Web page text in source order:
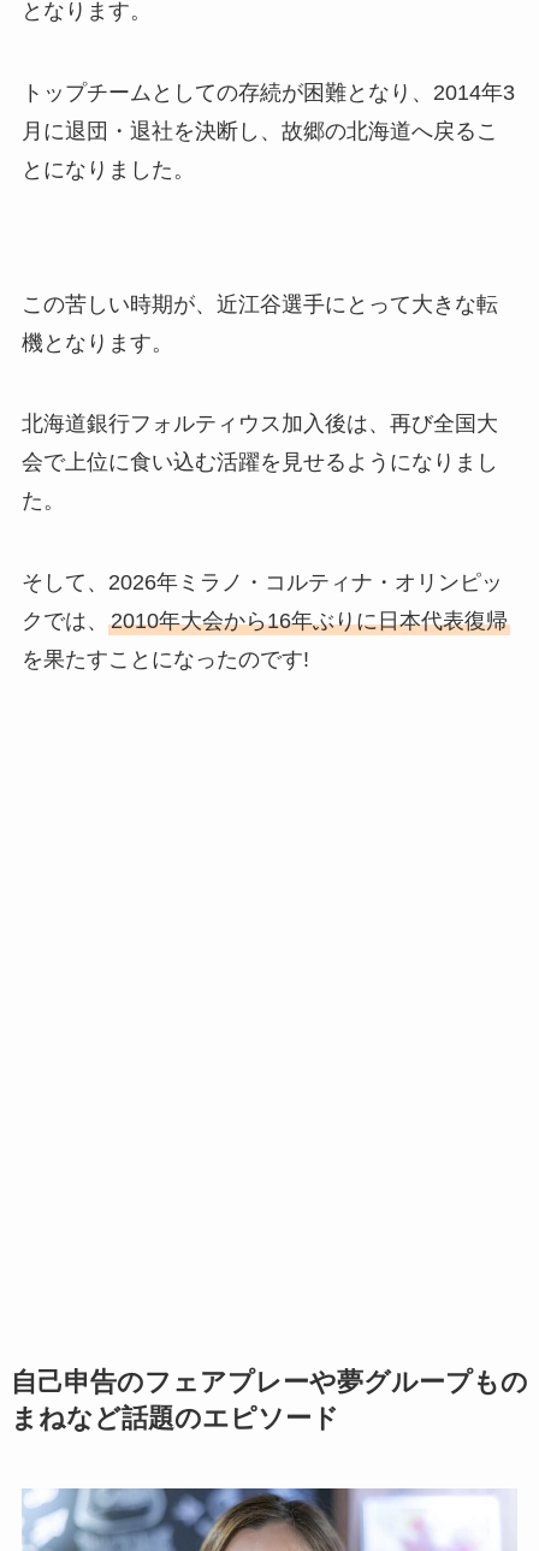
となります。
トップチームとしての存続が困難となり、2014年3
月に退団・退社を決断し、故郷の北海道へ戻るこ
とになりました。
この苦しい時期が、近江谷選手にとって大きな転
機となります。
北海道銀行フォルティウス加入後は、再び全国大
会で上位に食い込む活躍を見せるようになりまし
た。
そして、2026年ミラノ・コルティナ・オリンピッ
クでは、 2010年大会から16年ぶりに日本代表復帰
を果たすことになったのです!
自己申告のフェアプレーや夢グループもの
まねなど話題のエピソード